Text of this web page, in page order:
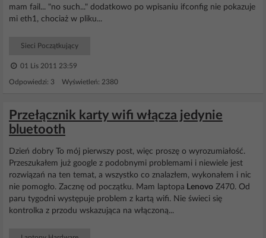
mam fail... "no such..." dodatkowo po wpisaniu ifconfig nie pokazuje
mi eth1, chociaż w pliku...
Sieci Początkujący
01 Lis 2011 23:59
Odpowiedzi: 3 Wyświetleń: 2380
Przełącznik karty wifi włącza jedynie
bluetooth
Dzień dobry To mój pierwszy post, więc proszę o wyrozumiałość.
Przeszukałem już google z podobnymi problemami i niewiele jest
rozwiązań na ten temat, a wszystko co znalazłem, wykonałem i nic
nie pomogło. Zacznę od początku. Mam laptopa Lenovo Z470. Od
paru tygodni występuje problem z kartą wifi. Nie świeci się
kontrolka z przodu wskazująca na włączoną...